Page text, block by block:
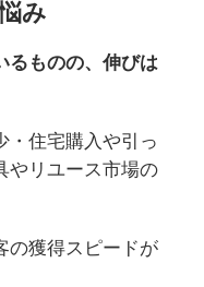
み
るものの、伸びは
・住宅購入や引っ
やリユース市場の
の獲得スピードが